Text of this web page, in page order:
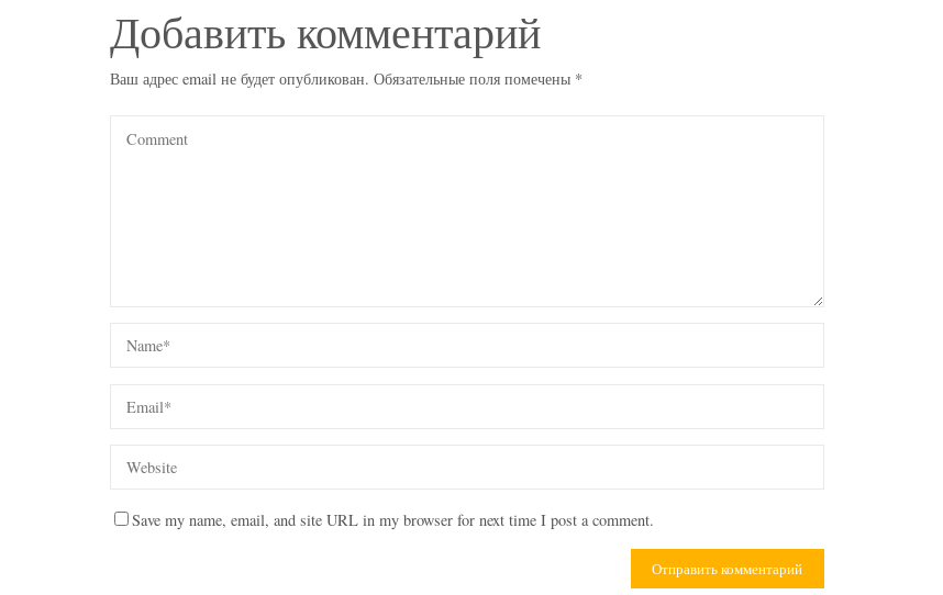
Добавить комментарий
Ваш адрес email не будет опубликован. Обязательные поля помечены *
Save my name, email, and site URL in my browser for next time I post a comment.